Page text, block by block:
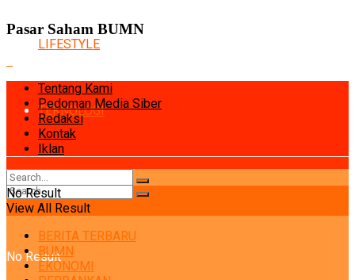
LIFESTYLE
TEKNOLOGI
No Result
Pasar Saham BUMN
Tentang Kami
Pedoman Media Siber
Redaksi
Kontak
Iklan
No Result
View All Result
BERITA TERBARU
BUMN
EKONOMI